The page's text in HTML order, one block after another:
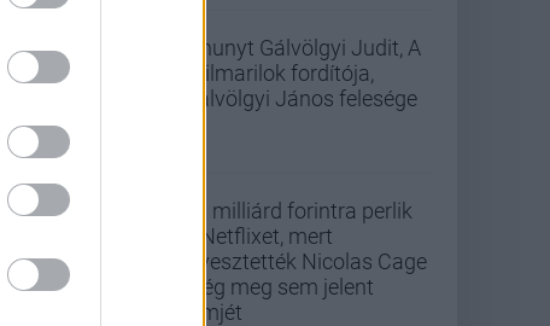
Elhunyt Gálvölgyi Judit, A
szilmarilok fordítója,
Gálvölgyi János felesége
33 milliárd forintra perlik
a Netflixet, mert
elvesztették Nicolas Cage
még meg sem jelent
filmjét